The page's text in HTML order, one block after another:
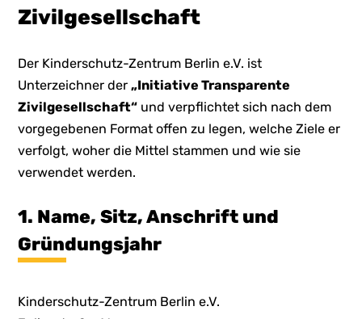
Zivilgesellschaft
Der Kinderschutz-Zentrum Berlin e.V. ist
Unterzeichner der„Initiative Transparente
Zivilgesellschaft“ und verpflichtet sich nach dem
vorgegebenen Format offen zu legen, welche Ziele er
verfolgt, woher die Mittel stammen und wie sie
verwendet werden.
1. Name, Sitz, Anschrift und
Gründungsjahr
Kinderschutz-Zentrum Berlin e.V.